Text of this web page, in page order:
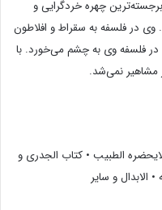
چهره خردگرایی و
وی در فلسفه به سقراط و افلاطون
در فلسفه وی به چشم می‌خورد. با
مشاهیر نمی‌شد.
الطبیب • کتاب الجدری و
الابدال و سایر